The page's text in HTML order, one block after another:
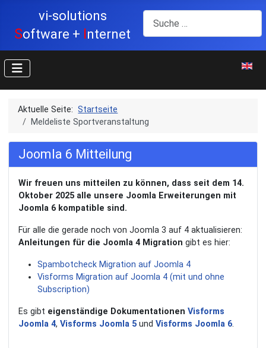
vi-solutions
Software + Internet
Suchen
Aktuelle Seite:Startseite
Meldeliste Sportveranstaltung
Joomla 6 Mitteilung
Wir freuen uns mitteilen zu können, dass seit dem 14.
Oktober 2025 alle unsere Joomla Erweiterungen mit
Joomla 6 kompatible sind.
Für alle die gerade noch von Joomla 3 auf 4 aktualisieren:
Anleitungen für die Joomla 4 Migration gibt es hier:
Spambotcheck Migration auf Joomla 4
Visforms Migration auf Joomla 4 (mit und ohne
Subscription)
Es gibt eigenständige Dokumentationen Visforms
Joomla 4,Visforms Joomla 5 undVisforms Joomla 6.